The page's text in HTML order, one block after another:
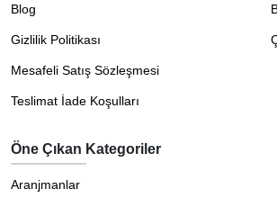
Blog
Gizlilik Politikası
Mesafeli Satış Sözleşmesi
Teslimat İade Koşulları
Öne Çıkan Kategoriler
Aranjmanlar